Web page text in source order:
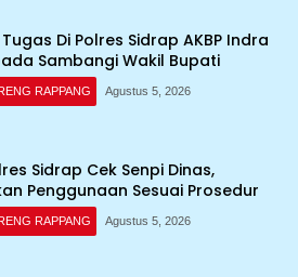
Di Polres Sidrap AKBP Indra
Sambangi Wakil Bupati
RAPPANG Agustus 5, 2026
Sidrap Cek Senpi Dinas,
Penggunaan Sesuai Prosedur
RAPPANG Agustus 5, 2026